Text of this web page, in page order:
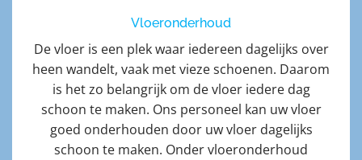
Vloeronderhoud
De vloer is een plek waar iedereen dagelijks over
heen wandelt, vaak met vieze schoenen. Daarom
is het zo belangrijk om de vloer iedere dag
schoon te maken. Ons personeel kan uw vloer
goed onderhouden door uw vloer dagelijks
schoon te maken. Onder vloeronderhoud